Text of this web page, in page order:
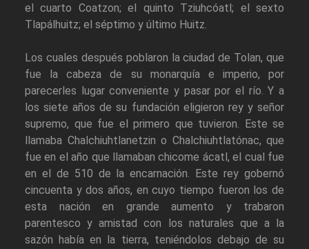
el cuarto Coatzon; el quinto Tziuhcóatl; el sexto
Tlapálhuitz; el séptimo y último Huitz.
Los cuales después poblaron la ciudad de Tolan, que
fue la cabeza de su monarquía e imperio, por
parecerles lugar conveniente y pasar por el río. Y a
los siete años de su fundación eligieron rey y señor
supremo, que fue el primero que tuvieron. Este se
llamaba Chalchiuhtlanetzin o Chalchiuhtlatónac, que
fue en el año que llamaban chicome ácatl, el cual fue
en el de 510 de la encarnación. Este rey gobernó
cincuenta y dos años, en cuyo tiempo fueron los de
esta nación en grande aumento y trabaron
parentesco y amistad con los naturales que a la
sazón había en la tierra, teniéndolos debajo de su